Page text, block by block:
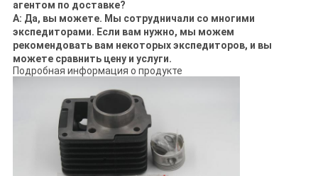
агентом по доставке?
A: Да, вы можете. Мы сотрудничали со многими
экспедиторами. Если вам нужно, мы можем
рекомендовать вам некоторых экспедиторов, и вы
можете сравнить цену и услуги.
Подробная информация о продукте